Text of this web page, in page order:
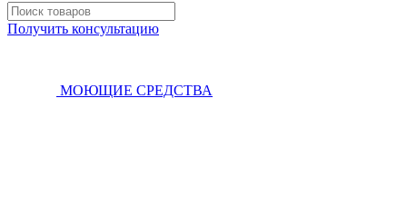
Получить консультацию
МОЮЩИЕ СРЕДСТВА